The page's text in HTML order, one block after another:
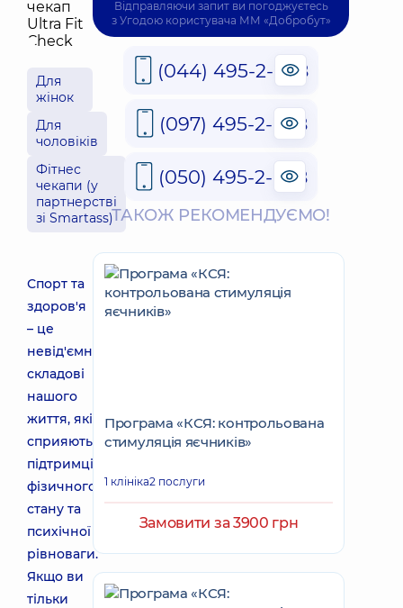
Для
жінок
Для
чоловіків
Фітнес
чекапи (у
партнерстві
зі Smartass)
Спорт та
здоров'я
– це
невід'ємні
складові
нашого
життя, які
сприяють
підтримці
фізичного
стану та
психічної
рівноваги.
Якщо ви
тільки
Відправляючи запит ви погоджуєтесь
з Угодою користувача ММ «Добробут»
(044) 495-2-888
(097) 495-2-888
(050) 495-2-888
ТАКОЖ РЕКОМЕНДУЄМО!
Програма «КСЯ: контрольована
стимуляція яєчників»
1 клініка2 послуги
Замовити за 3900 грн